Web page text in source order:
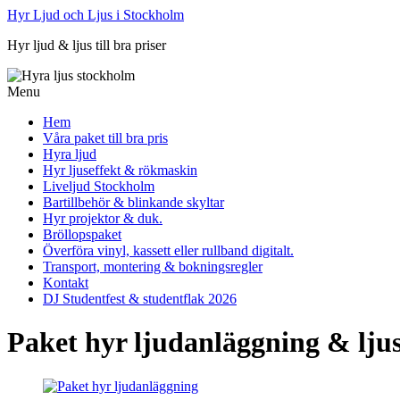
Hyr Ljud och Ljus i Stockholm
Hyr ljud & ljus till bra priser
Menu
Hem
Våra paket till bra pris
Hyra ljud
Hyr ljuseffekt & rökmaskin
Liveljud Stockholm
Bartillbehör & blinkande skyltar
Hyr projektor & duk.
Bröllopspaket
Överföra vinyl, kassett eller rullband digitalt.
Transport, montering & bokningsregler
Kontakt
DJ Studentfest & studentflak 2026
Paket hyr ljudanläggning &